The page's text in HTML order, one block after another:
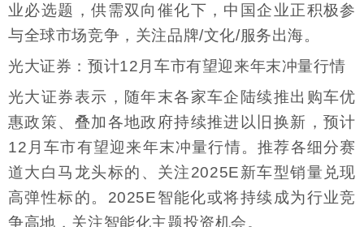
业必选题，供需双向催化下，中国企业正积极参
与全球市场竞争，关注品牌/文化/服务出海。
光大证券：预计12月车市有望迎来年末冲量行情
光大证券表示，随年末各家车企陆续推出购车优
惠政策、叠加各地政府持续推进以旧换新，预计
12月车市有望迎来年末冲量行情。推荐各细分赛
道大白马龙头标的、关注2025E新车型销量兑现
高弹性标的。2025E智能化或将持续成为行业竞
争高地，关注智能化主题投资机会。